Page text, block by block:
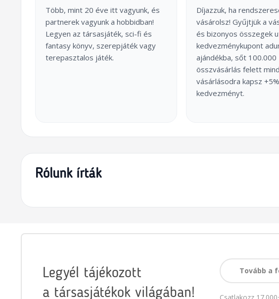
Több, mint 20 éve itt vagyunk, és
partnerek vagyunk a hobbidban!
Legyen az társasjáték, sci-fi és
fantasy könyv, szerepjáték vagy
terepasztalos játék.
Díjazzuk, ha
vásárolsz! Gyűjtjük a
és bizonyos összegek
kedvezménykupont
ajándékba, sőt 100.000
összvásárlás felett
vásárlásodra kapsz +5%
kedvezményt.
Rólunk írták
Legyél tájékozott
a társasjátékok világában!
Tovább a
Csatlakozz